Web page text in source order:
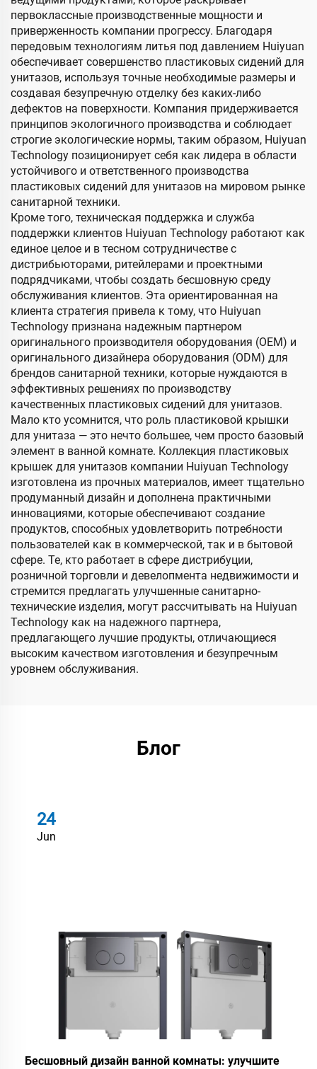
первоклассные производственные мощности и
приверженность компании прогрессу. Благодаря
передовым технологиям литья под давлением Huiyuan
обеспечивает совершенство пластиковых сидений для
унитазов, используя точные необходимые размеры и
создавая безупречную отделку без каких-либо
дефектов на поверхности. Компания придерживается
принципов экологичного производства и соблюдает
строгие экологические нормы, таким образом, Huiyuan
Technology позиционирует себя как лидера в области
устойчивого и ответственного производства
пластиковых сидений для унитазов на мировом рынке
санитарной техники.
Кроме того, техническая поддержка и служба
поддержки клиентов Huiyuan Technology работают как
единое целое и в тесном сотрудничестве с
дистрибьюторами, ритейлерами и проектными
подрядчиками, чтобы создать бесшовную среду
обслуживания клиентов. Эта ориентированная на
клиента стратегия привела к тому, что Huiyuan
Technology признана надежным партнером
оригинального производителя оборудования (OEM) и
оригинального дизайнера оборудования (ODM) для
брендов санитарной техники, которые нуждаются в
эффективных решениях по производству
качественных пластиковых сидений для унитазов.
Мало кто усомнится, что роль пластиковой крышки
для унитаза — это нечто большее, чем просто базовый
элемент в ванной комнате. Коллекция пластиковых
крышек для унитазов компании Huiyuan Technology
изготовлена из прочных материалов, имеет тщательно
продуманный дизайн и дополнена практичными
инновациями, которые обеспечивают создание
продуктов, способных удовлетворить потребности
пользователей как в коммерческой, так и в бытовой
сфере. Те, кто работает в сфере дистрибуции,
розничной торговли и девелопмента недвижимости и
стремится предлагать улучшенные санитарно-
технические изделия, могут рассчитывать на Huiyuan
Technology как на надежного партнера,
предлагающего лучшие продукты, отличающиеся
высоким качеством изготовления и безупречным
уровнем обслуживания.
Блог
24
Jun
Бесшовный дизайн ванной комнаты: улучшите